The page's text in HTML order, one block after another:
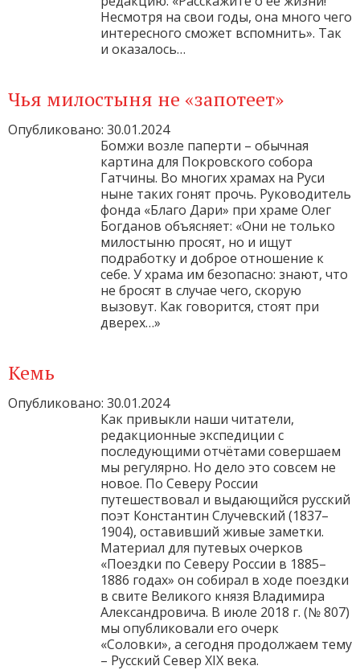
Несмотря на свои годы, она много чего
интересного сможет вспомнить». Так
и оказалось…
Чья милостыня не «запотеет»
Опубликовано: 30.01.2024
Бомжи возле паперти – обычная
картина для Покровского собора
Гатчины. Во многих храмах на Руси
ныне таких гонят прочь. Руководитель
фонда «Благо Дари» при храме Олег
Богданов объясняет: «Они не только
милостыню просят, но и ищут
подработку и доброе отношение к
себе. У храма им безопасно: знают, что
не бросят в случае чего, скорую
вызовут. Как говорится, стоят при
дверех…»
Кемь
Опубликовано: 30.01.2024
Как привыкли наши читатели,
редакционные экспедиции с
последующими отчётами совершаем
мы регулярно. Но дело это совсем не
новое. По Северу России
путешествовал и выдающийся русский
поэт Константин Случевский (1837–
1904), оставивший живые заметки.
Материал для путевых очерков
«Поездки по Северу России в 1885–
1886 годах» он собирал в ходе поездки
в свите Великого князя Владимира
Александровича. В июле 2018 г. (№ 807)
мы опубликовали его очерк
«Соловки», а сегодня продолжаем тему
– Русский Север XIX века.